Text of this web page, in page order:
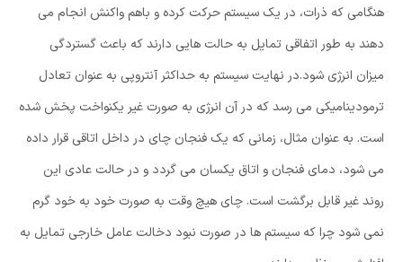
هنگامی که ذرات، در یک سیستم حرکت کرده و باهم واکنش انجام می
دهند به طور اتفاقی تمایل به حالت هایی دارند که باعث گستردگی
میزان انرژی شود.در نهایت سیستم به حداکثر آنتروپی به عنوان تعادل
ترمودینامیکی می رسد که در آن انرژی به صورت غیر یکنواخت پخش شده
است. به عنوان مثال، زمانی که یک فنجان چای در داخل اتاقی قرار داده
می شود، دمای فنجان و اتاق یکسان می گردد و در حالت عادی این
روند غیر قابل برگشت است. چای هیچ وقت به صورت خود به خود گرم
نمی شود چرا که سیستم ها در صورت نبود دخالت عامل خارجی تمایل به